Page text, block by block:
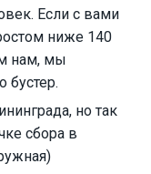
Если с вами
ниже 140
нам, мы
бустер.
но так
сбора в